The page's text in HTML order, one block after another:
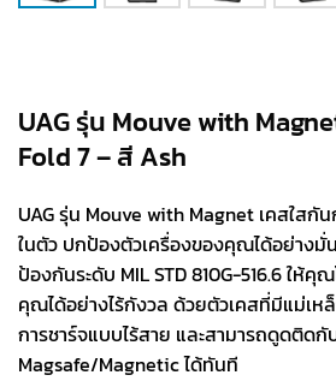
UAG รุ่น Mouve with
Fold 7 – สี Ash
UAG รุ่น Mouve with Magnet เคสใสกั
ในตัว ปกป้องตัวเครื่องของคุณได้อย่างมั่
ป้องกันระดับ MIL STD 810G-516.6 ให้
คุณได้อย่างไร้กังวล ด้วยตัวเคสที่มีแม่เห
การชาร์จแบบไร้สาย และสามารถดูดติด
Magsafe/Magnetic ได้ทันที